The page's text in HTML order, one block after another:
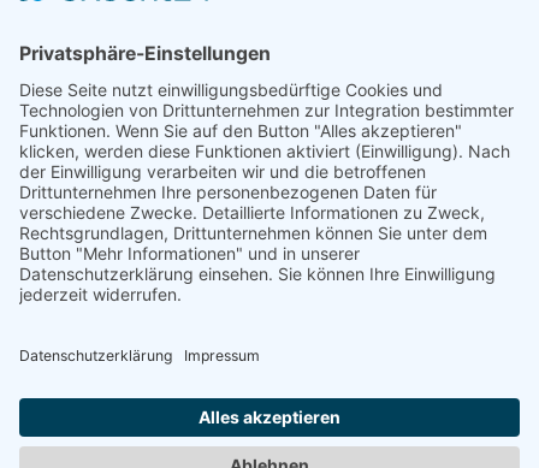
durch Rechte Dritter geschützt sind. Das Copyright für
veröffentlichte, vom Betreiber selbst erstellte Objekte,
bleibt allein beim Betreiber der Seiten. Eine
Vervielfältigung oder Verwendung solcher Grafiken,
Tondokumente, Videosequenzen und Texte in anderen
elektronischen oder gedruckten Publikationen ist ohne
ausdrückliche Zustimmung des Autors nicht gestattet.
Schloss Detzel, 10.09.2024
Impressum|Datenschutz|AGB´s|Kontakt